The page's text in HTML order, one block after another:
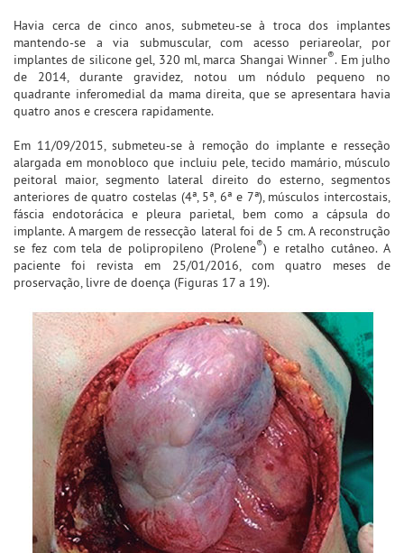
Havia cerca de cinco anos, submeteu-se à troca dos implantes
mantendo-se a via submuscular, com acesso periareolar, por
implantes de silicone gel, 320 ml, marca Shangai Winner®. Em julho
de 2014, durante gravidez, notou um nódulo pequeno no
quadrante inferomedial da mama direita, que se apresentara havia
quatro anos e crescera rapidamente.
Em 11/09/2015, submeteu-se à remoção do implante e resseção
alargada em monobloco que incluiu pele, tecido mamário, músculo
peitoral maior, segmento lateral direito do esterno, segmentos
anteriores de quatro costelas (4ª, 5ª, 6ª e 7ª), músculos intercostais,
fáscia endotorácica e pleura parietal, bem como a cápsula do
implante. A margem de ressecção lateral foi de 5 cm. A reconstrução
se fez com tela de polipropileno (Prolene®) e retalho cutâneo. A
paciente foi revista em 25/01/2016, com quatro meses de
proservação, livre de doença (Figuras 17 a 19).